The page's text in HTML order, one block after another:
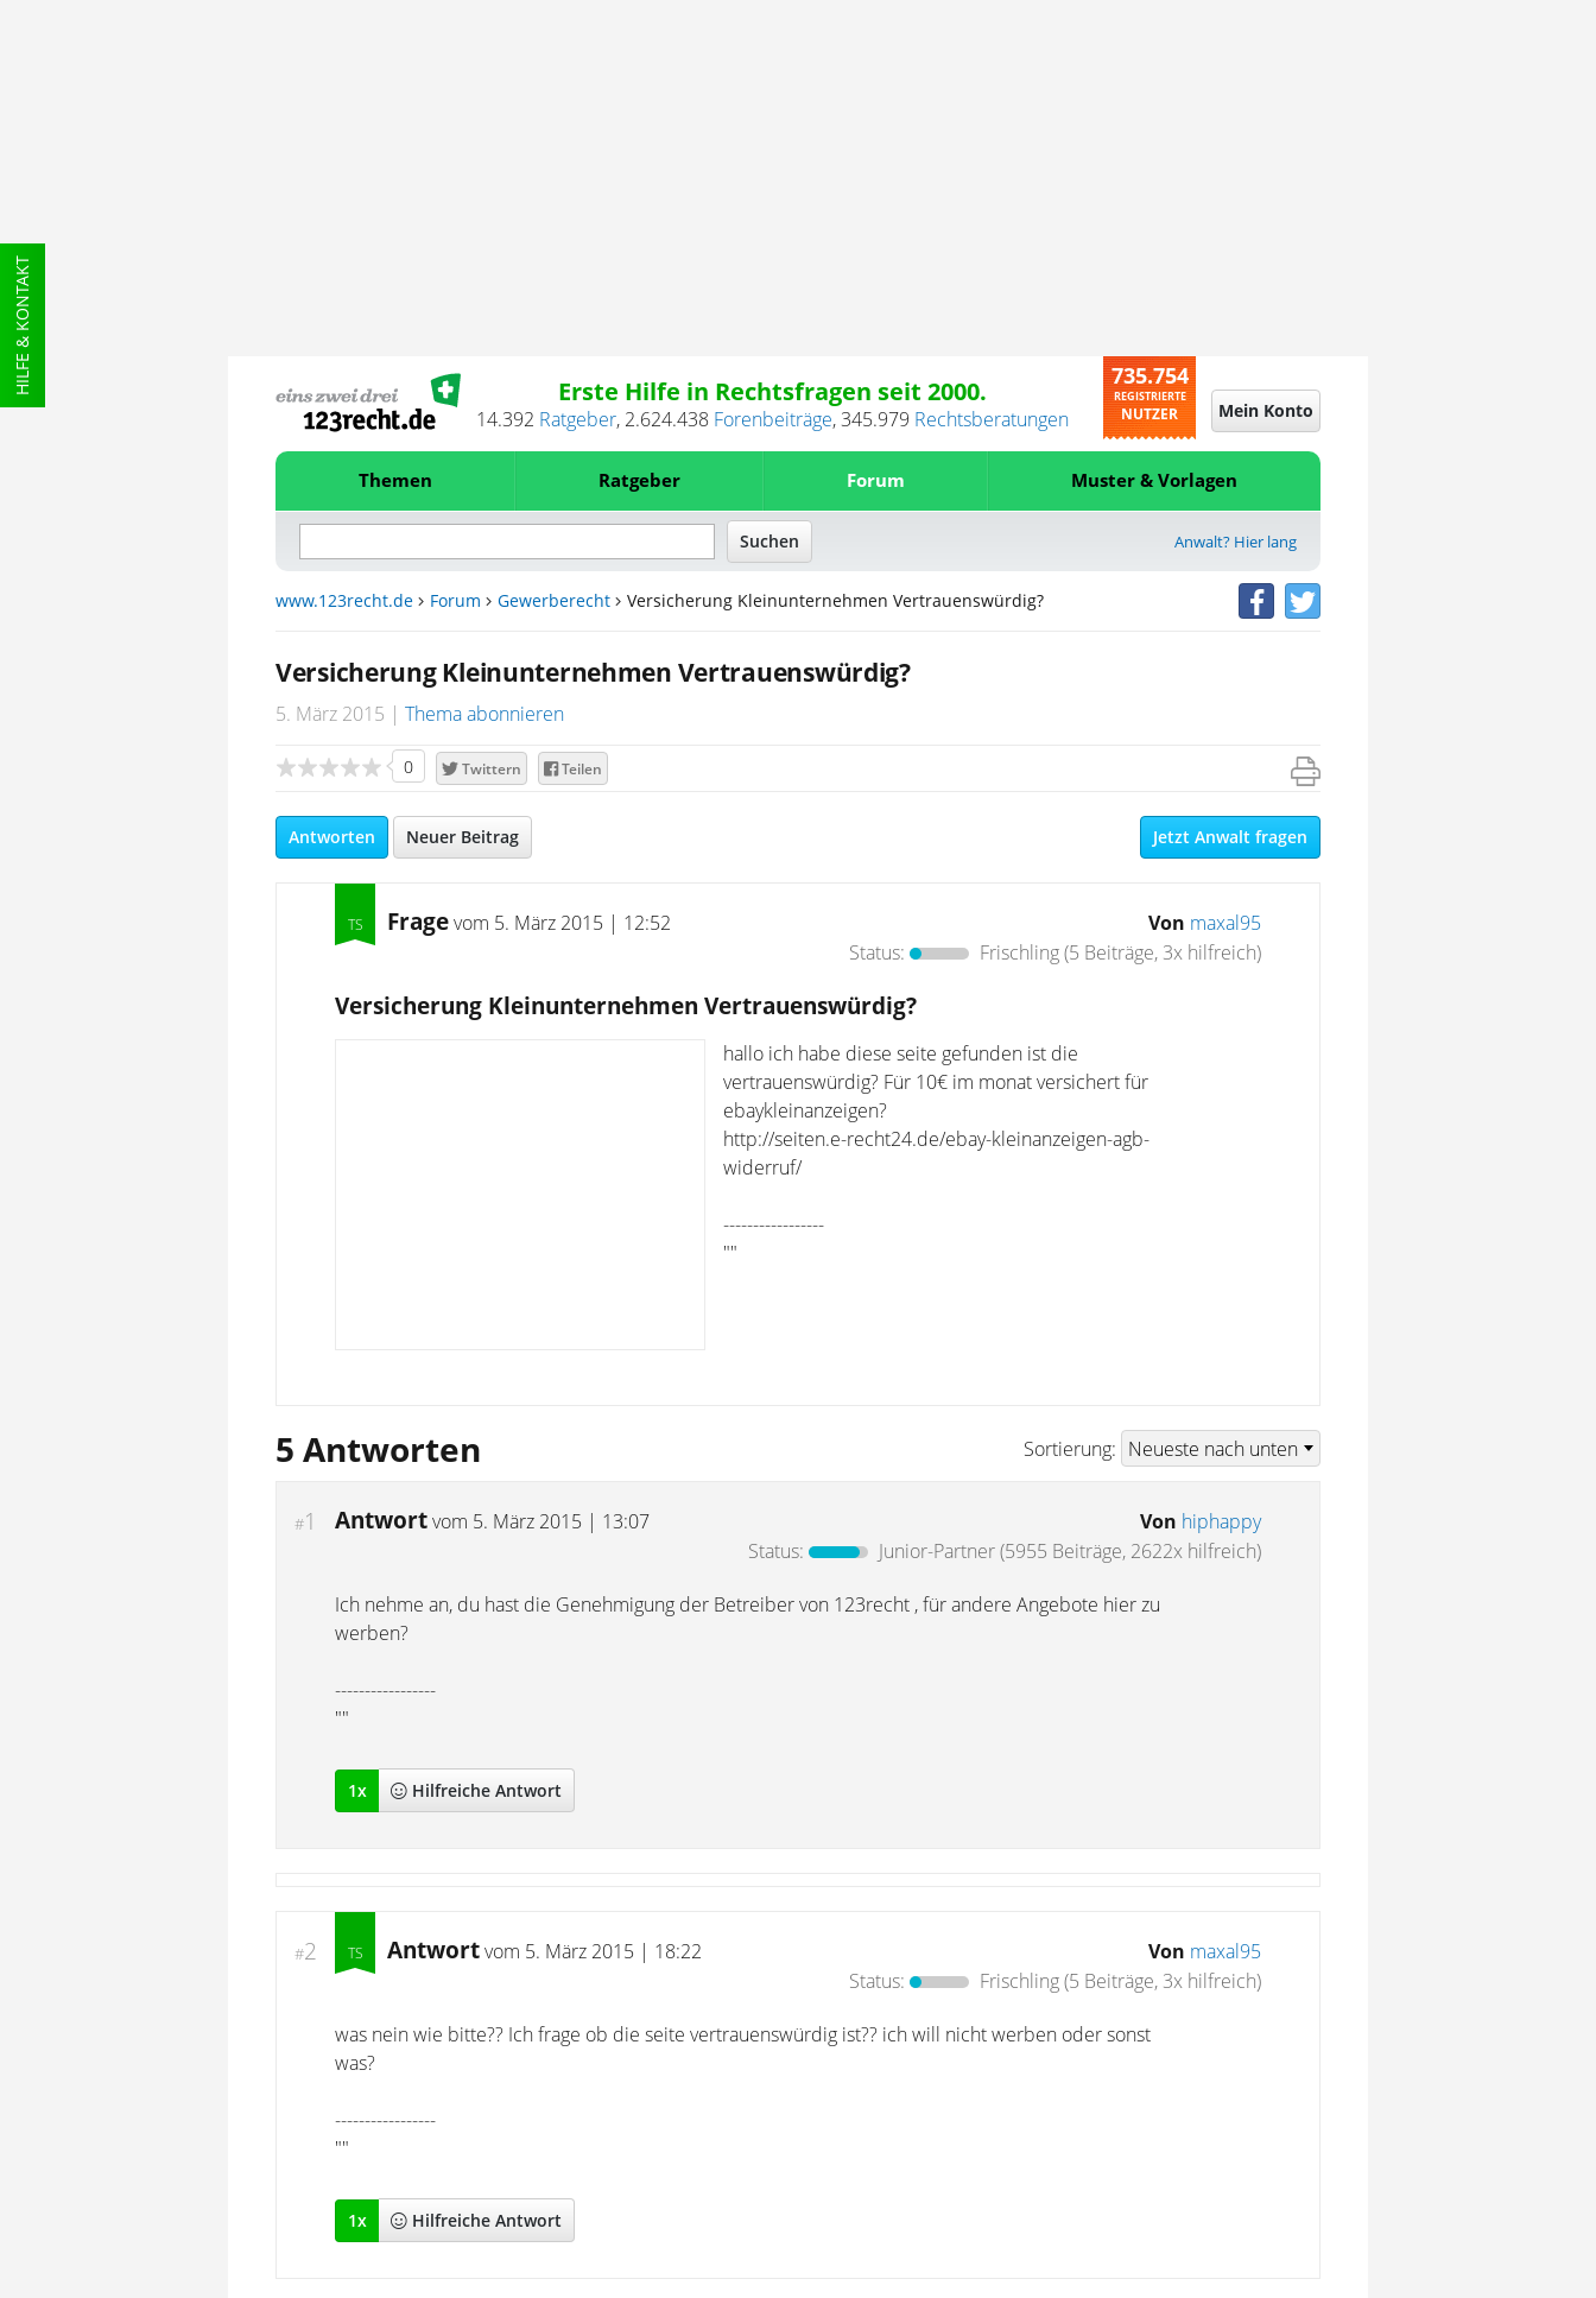
HILFE & KONTAKT Erste Hilfe in Rechtsfragen seit 2000.
14.392 Ratgeber, 2.624.438 Forenbeiträge,345.979 Rechtsberatungen
735.754
REGISTRIERTE
NUTZER Mein Konto
Themen Ratgeber Forum Muster & Vorlagen
Anwalt? Hier lang
www.123recht.de Forum Gewerberecht Versicherung Kleinunternehmen Vertrauenswürdig?
Versicherung Kleinunternehmen Vertrauenswürdig?
5. März 2015 Thema abonnieren
0 Twittern Teilen
Antworten Neuer Beitrag Jetzt Anwalt fragen
Fragevom 5. März 2015 | 12:52 Von maxal95
Status:
Frischling(5 Beiträge, 3x hilfreich)
Versicherung Kleinunternehmen Vertrauenswürdig?
hallo ich habe diese seite gefunden ist die
vertrauenswürdig? Für 10€ im monat versichert für
ebaykleinanzeigen?
http://seiten.e-recht24.de/ebay-kleinanzeigen-agb-
widerruf/
-----------------
""
5 Antworten Sortierung:
#1 Antwortvom 5. März 2015 | 13:07 Von hiphappy
Status:
Junior-Partner(5955 Beiträge, 2622x hilfreich)
Ich nehme an, du hast die Genehmigung der Betreiber von 123recht , für andere Angebote hier zu
werben?
-----------------
""
1x Hilfreiche Antwort
#2 Antwortvom 5. März 2015 | 18:22 Von maxal95
Status:
Frischling(5 Beiträge, 3x hilfreich)
was nein wie bitte?? Ich frage ob die seite vertrauenswürdig ist?? ich will nicht werben oder sonst
was?
-----------------
""
1x Hilfreiche Antwort